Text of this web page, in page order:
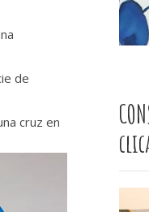
de
cruz en